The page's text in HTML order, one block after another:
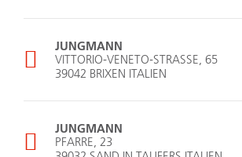
JUNGMANN
VITTORIO-VENETO-STRASSE, 65
39042 BRIXEN ITALIEN
JUNGMANN
PFARRE, 23